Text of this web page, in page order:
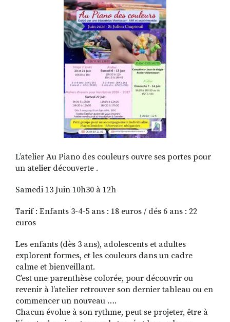
FACEBOOKINSTAGRAM
LINKEDINYOUTUBE
L’atelier Au Piano des couleurs ouvre ses portes pour
un atelier découverte .
Samedi 13 Juin 10h30 à 12h
Tarif : Enfants 3-4-5 ans : 18 euros / dés 6 ans : 22
euros
Les enfants (dès 3 ans), adolescents et adultes
explorent formes, et les couleurs dans un cadre
calme et bienveillant.
C’est une parenthèse colorée, pour découvrir ou
revenir à l’atelier retrouver son dernier tableau ou en
commencer un nouveau ….
Chacun évolue à son rythme, peut se projeter, être à